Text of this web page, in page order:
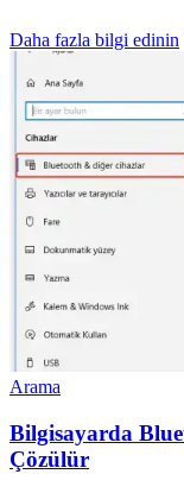
Daha fazla bilgi edinin
Arama
Bilgisayarda
Çözülür